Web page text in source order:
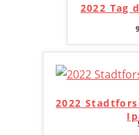
2022 Tag
2022